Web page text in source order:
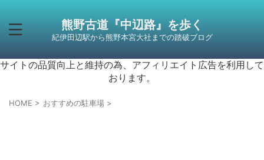
熊野古道『中辺路』を歩く
紀伊田辺駅から熊野本宮大社までの踏破ブログ
サイトの品質向上と維持の為、アフィリエイト広告を利用して
おります。
HOME > おすすめの駐車場 >